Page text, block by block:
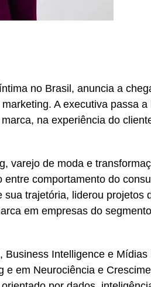
no Brasil, anuncia a
A executiva passa a
na experiência do
varejo de moda e
comportamento do
trajetória, liderou projetos
em empresas do
Business Intelligence e Mídias
e em Neurociência e